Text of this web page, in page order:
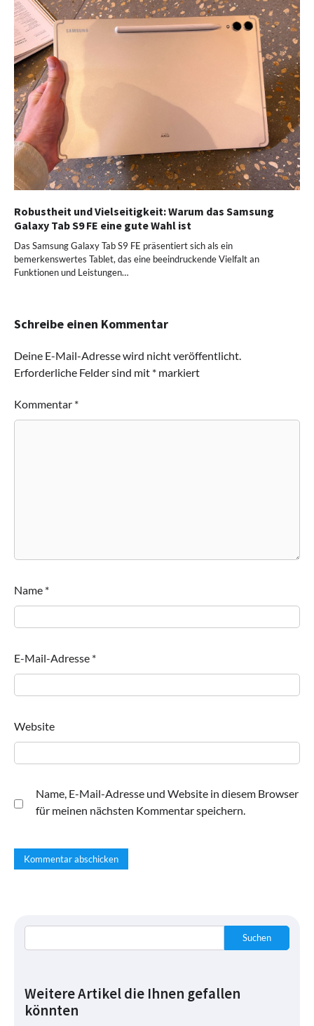
Robustheit und Vielseitigkeit: Warum das Samsung
Galaxy Tab S9 FE eine gute Wahl ist
Das Samsung Galaxy Tab S9 FE präsentiert sich als ein
bemerkenswertes Tablet, das eine beeindruckende Vielfalt an
Funktionen und Leistungen…
Schreibe einen Kommentar
Deine E-Mail-Adresse wird nicht veröffentlicht.
Erforderliche Felder sind mit * markiert
Kommentar *
Name *
E-Mail-Adresse *
Website
Name, E-Mail-Adresse und Website in diesem Browser
für meinen nächsten Kommentar speichern.
Suchen
Weitere Artikel die Ihnen gefallen
könnten